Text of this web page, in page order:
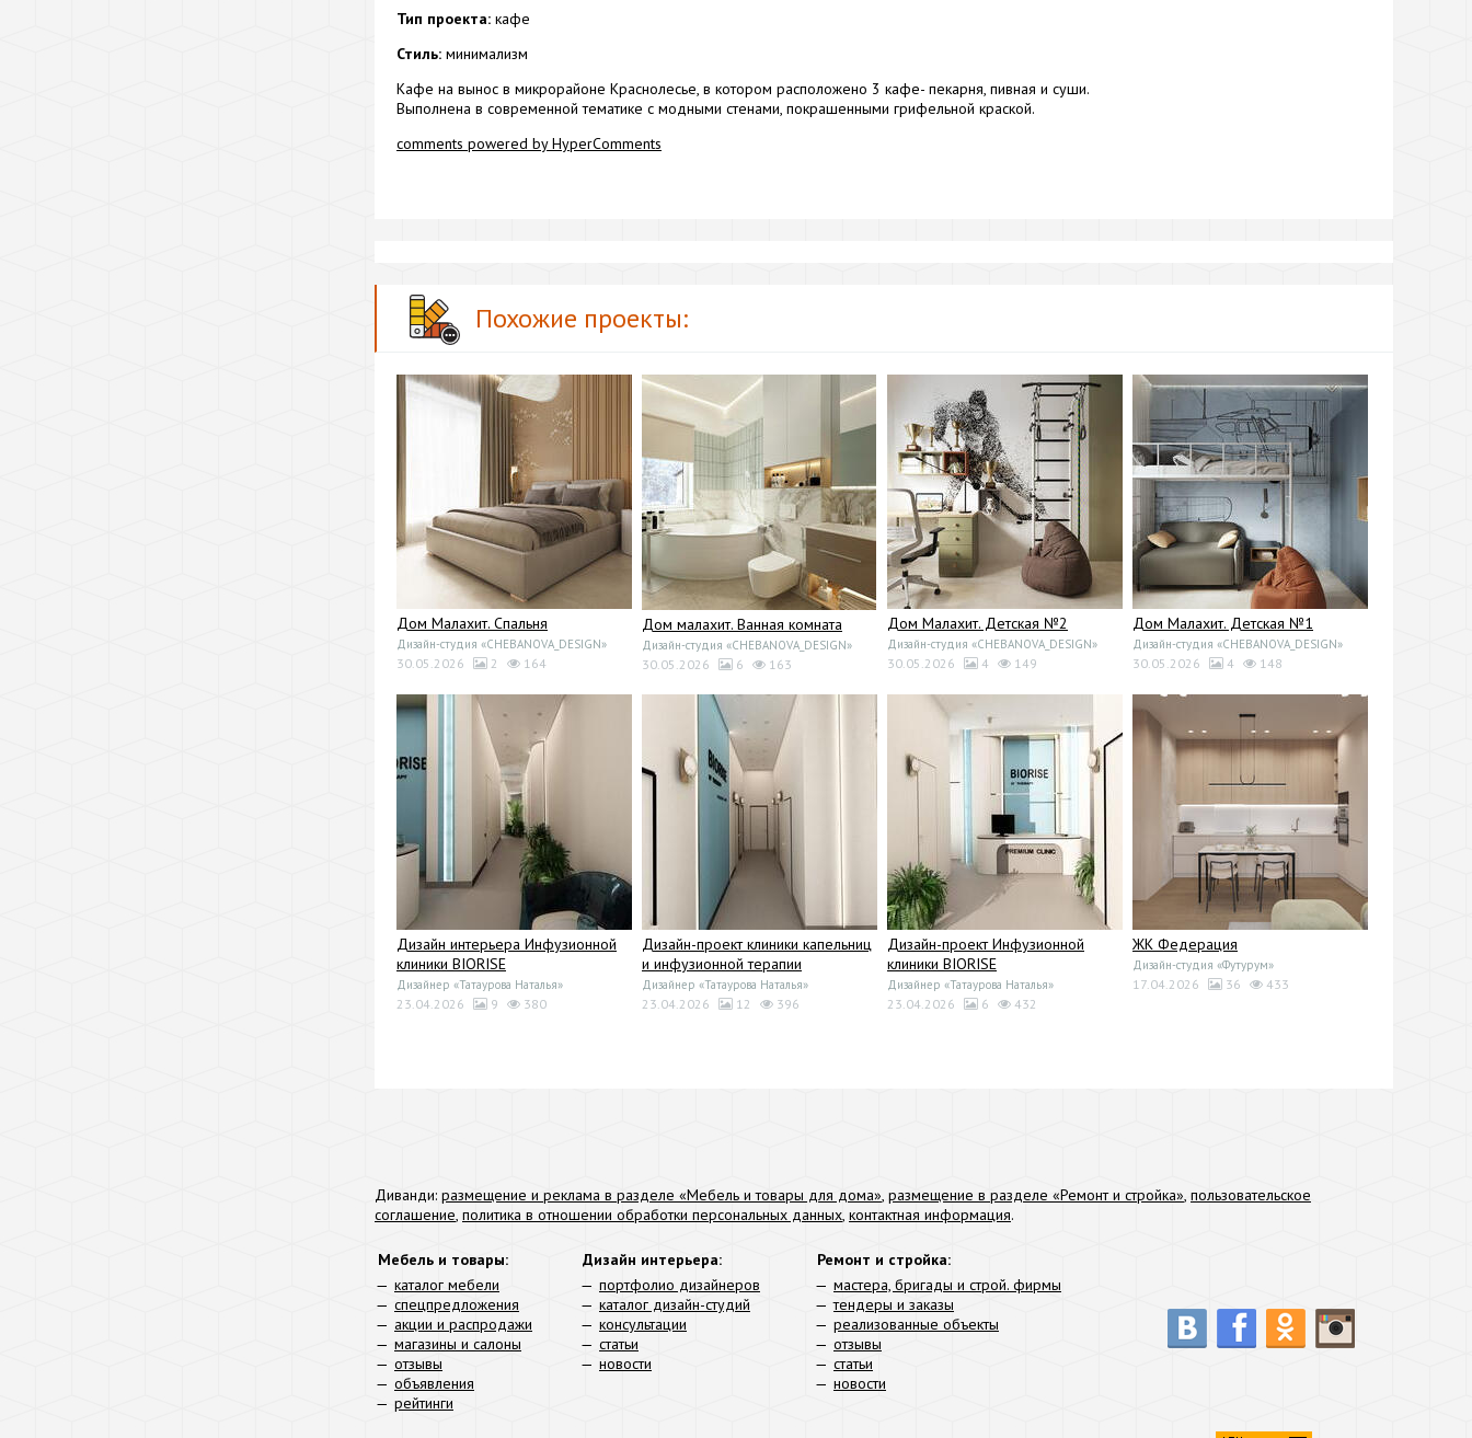
Тип проекта: кафе
Стиль: минимализм
Кафе на вынос в микрорайоне Краснолесье, в котором расположено 3 кафе- пекарня, пивная и суши.
Выполнена в современной тематике с модными стенами, покрашенными грифельной краской.
comments powered by HyperComments
Похожие проекты:
Дом Малахит. Спальня
Дизайн-студия «CHEBANOVA_DESIGN»
30.05.2026 2 164
Дом малахит. Ванная комната
Дизайн-студия «CHEBANOVA_DESIGN»
30.05.2026 6 163
Дом Малахит. Детская №2
Дизайн-студия «CHEBANOVA_DESIGN»
30.05.2026 4 149
Дом Малахит. Детская №1
Дизайн-студия «CHEBANOVA_DESIGN»
30.05.2026 4 148
Дизайн интерьера Инфузионной
клиники BIORISE
Дизайнер «Татаурова Наталья»
23.04.2026 9 380
Дизайн-проект клиники капельниц
и инфузионной терапии
Дизайнер «Татаурова Наталья»
23.04.2026 12 396
Дизайн-проект Инфузионной
клиники BIORISE
Дизайнер «Татаурова Наталья»
23.04.2026 6 432
ЖК Федерация
Дизайн-студия «Футурум»
17.04.2026 36 433
Диванди: размещение и реклама в разделе «Мебель и товары для дома», размещение в разделе «Ремонт и стройка», пользовательское
соглашение, политика в отношении обработки персональных данных, контактная информация.
Мебель и товары:
каталог мебели
спецпредложения
акции и распродажи
магазины и салоны
отзывы
объявления
рейтинги
Дизайн интерьера:
портфолио дизайнеров
каталог дизайн-студий
консультации
статьи
новости
Ремонт и стройка:
мастера, бригады и строй. фирмы
тендеры и заказы
реализованные объекты
отзывы
статьи
новости